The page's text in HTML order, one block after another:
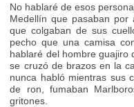
No hablaré de esos
Medellín que pasaban
que colgaban de sus
pecho que una camisa
hablaré del hombre guajiro
se cruzó de brazos en la
nunca habló mientras sus
de ron, fumaban
gritones.